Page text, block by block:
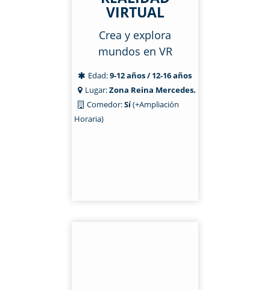
VIRTUAL
Crea y explora
mundos en VR
Edad:9-12 años / 12-16 años
Lugar:Zona Reina Mercedes.
Comedor:Sí(+Ampliación
Horaria)